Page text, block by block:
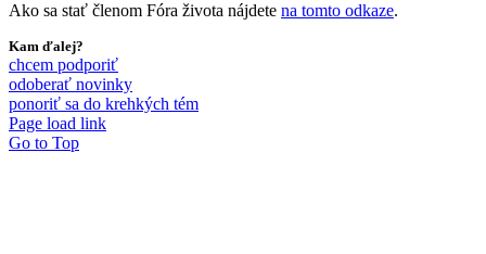
Ako sa stať členom Fóra života nájdete na tomto odkaze.
Kam ďalej?
chcem podporiť
odoberať novinky
ponoriť sa do krehkých tém
Page load link
Go to Top